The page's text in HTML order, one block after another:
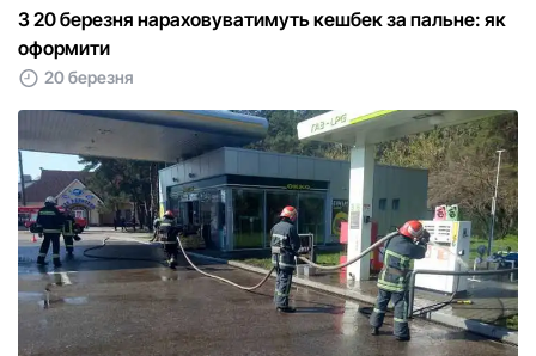
З 20 березня нараховуватимуть кешбек за пальне: як
оформити
20 березня